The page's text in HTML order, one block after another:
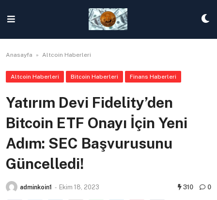
content
Anasayfa » Altcoin Haberleri
Altcoin Haberleri Bitcoin Haberleri Finans Haberleri
Yatırım Devi Fidelity’den
Bitcoin ETF Onayı İçin Yeni
Adım: SEC Başvurusunu
Güncelledi!
adminkoin1 - Ekim 18, 2023 310 0